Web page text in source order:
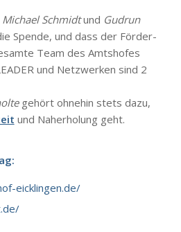
Micha­el Schmidtund Gud­run
Spen­de, und dass der För­der­
Team des Amts­ho­fes
und Netz­wer­ken sind 2
gehört ohne­hin stets dazu,
und Nah­erho­lung geht.
eicklingen.de/